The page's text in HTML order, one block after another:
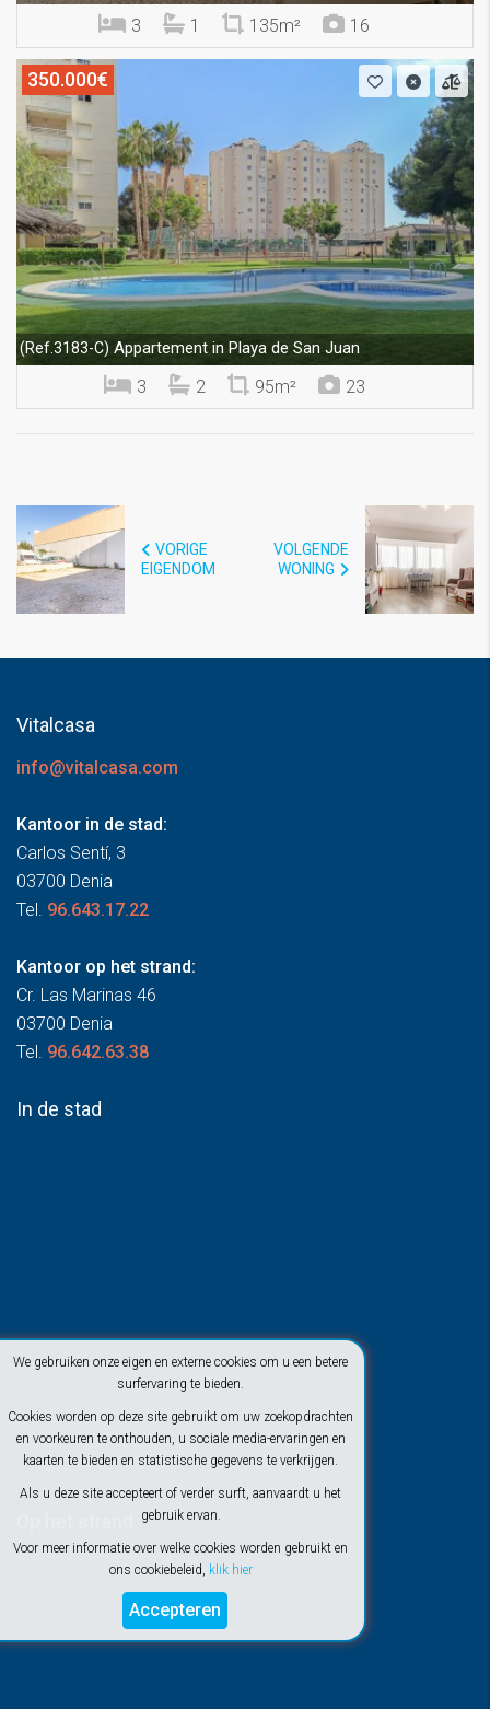
We gebruiken onze eigen en externe cookies om u een betere
surfervaring te bieden.
Cookies worden op deze site gebruikt om uw zoekopdrachten
en voorkeuren te onthouden, u sociale media-ervaringen en
kaarten te bieden en statistische gegevens te verkrijgen.
Als u deze site accepteert of verder surft, aanvaardt u het
gebruik ervan.
Voor meer informatie over welke cookies worden gebruikt en
ons cookiebeleid, klik hier
Accepteren
3 1 135m² 16
350.000€
(Ref.3183-C) Appartement in Playa de San Juan
3 2 95m² 23
VORIGE
EIGENDOM
VOLGENDE
WONING
Vitalcasa
info@vitalcasa.com
Kantoor in de stad:
Carlos Sentí, 3
03700 Denia
Tel. 96.643.17.22
Kantoor op het strand:
Cr. Las Marinas 46
03700 Denia
Tel. 96.642.63.38
In de stad